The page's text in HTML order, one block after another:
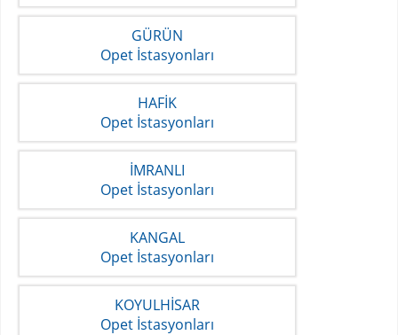
GÜRÜN
Opet İstasyonları
HAFİK
Opet İstasyonları
İMRANLI
Opet İstasyonları
KANGAL
Opet İstasyonları
KOYULHİSAR
Opet İstasyonları